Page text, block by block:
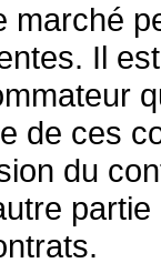
marché
Il
de ces
du